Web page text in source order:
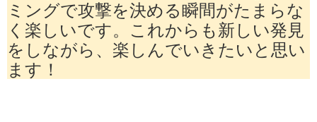
ミングで攻撃を決める瞬間がたまらな
く楽しいです。これからも新しい発見
をしながら、楽しんでいきたいと思い
ます！